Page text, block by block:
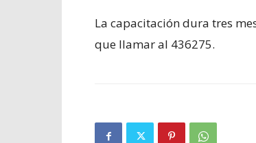
La capacitación dura tres
que llamar al 436275.